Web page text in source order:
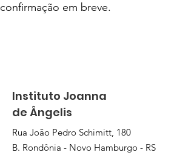
confirmação em breve.
Instituto Joanna
de Ângelis
Rua João Pedro Schimitt, 180
B. Rondônia - Novo Hamburgo - RS